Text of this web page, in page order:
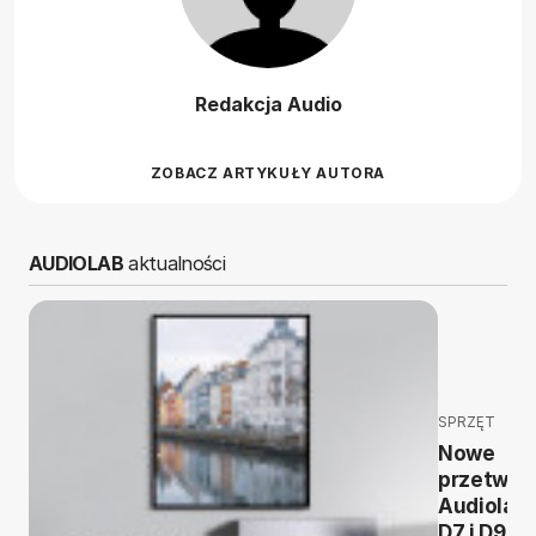
Redakcja Audio
ZOBACZ ARTYKUŁY AUTORA
AUDIOLABaktualności
SPRZĘT
Nowe